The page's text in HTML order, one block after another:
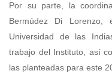
Por su parte, la
Bermúdez Di
Universidad de las
trabajo del Instituto, así
las planteadas para este